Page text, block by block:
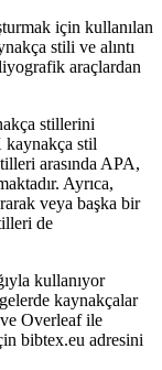
için kullanılan
stili ve alıntı
araçlardan
stillerini
kaynakça stil
arasında APA,
Ayrıca,
veya başka bir
de
kullanıyor
kaynakçalar
Overleaf ile
bibtex.eu adresini